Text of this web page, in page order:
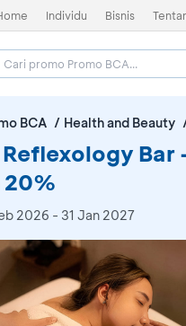
Individu Bisnis
BCA Health and Beauty
Bar
20%
2026 - 31 Jan 2027